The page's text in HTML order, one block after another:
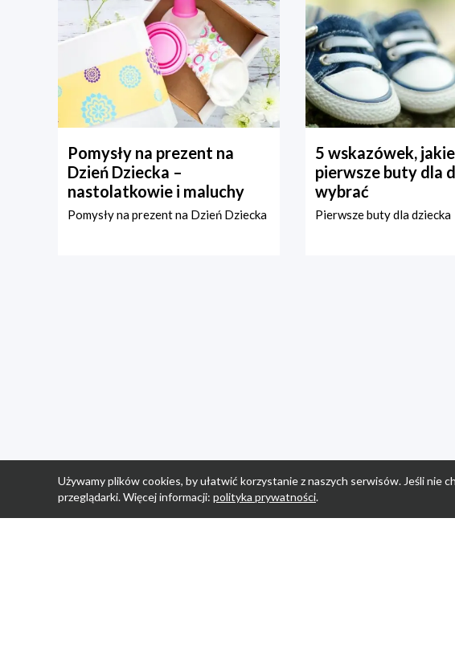
Pomysły na prezent na
Dzień Dziecka –
nastolatkowie i maluchy
Pomysły na prezent na Dzień Dziecka
5 wskazówek,
pierwsze buty dla
wybrać
Pierwsze buty dla dziecka
Używamy plików cookies, by ułatwić korzystanie z naszych serwisów. Jeśli nie
przeglądarki. Więcej informacji: polityka prywatności.